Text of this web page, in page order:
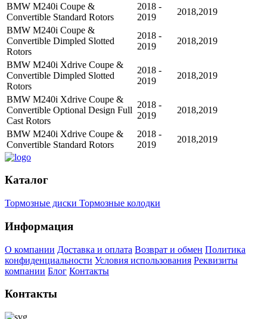
BMW M240i Coupe &
Convertible Standard Rotors
2018 -
2019
2018,2019
BMW M240i Coupe &
Convertible Dimpled Slotted
Rotors
2018 -
2019
2018,2019
BMW M240i Xdrive Coupe &
Convertible Dimpled Slotted
Rotors
2018 -
2019
2018,2019
BMW M240i Xdrive Coupe &
Convertible Optional Design Full
Cast Rotors
2018 -
2019
2018,2019
BMW M240i Xdrive Coupe &
Convertible Standard Rotors
2018 -
2019
2018,2019
Каталог
Тормозные диски Тормозные колодки
Информация
О компании Доставка и оплата Возврат и обмен Политика
конфиденциальности Условия использования Реквизиты
компании Блог Контакты
Контакты